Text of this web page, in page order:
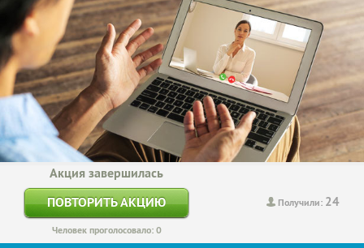
Получили: 24
Акция завершилась
ПОВТОРИТЬ АКЦИЮ
Человек проголосовало: 0